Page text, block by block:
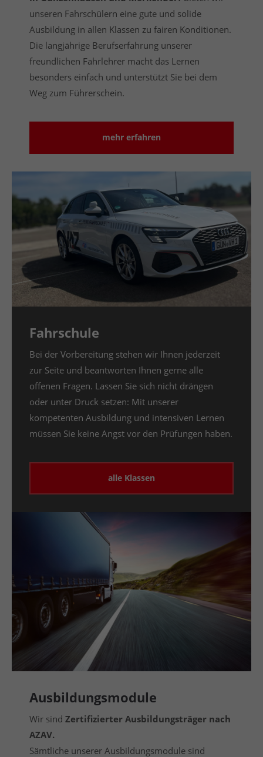
unseren Fahrschülern eine gute und solide
Ausbildung in allen Klassen zu fairen Konditionen.
Die langjährige Berufserfahrung unserer
freundlichen Fahrlehrer macht das Lernen
besonders einfach und unterstützt Sie bei dem
Weg zum Führerschein.
mehr erfahren
Fahrschule
Bei der Vorbereitung stehen wir Ihnen jederzeit
zur Seite und beantworten Ihnen gerne alle
offenen Fragen. Lassen Sie sich nicht drängen
oder unter Druck setzen: Mit unserer
kompetenten Ausbildung und intensiven Lernen
müssen Sie keine Angst vor den Prüfungen haben.
alle Klassen
Ausbildungsmodule
Wir sind Zertifizierter Ausbildungsträger nach
AZAV.
Sämtliche unserer Ausbildungsmodule sind